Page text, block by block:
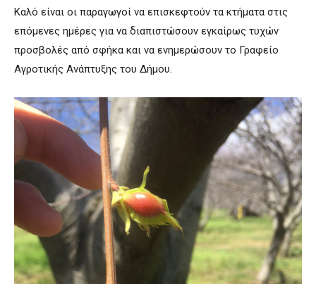
Καλό είναι οι παραγωγοί να επισκεφτούν τα κτήματα στις
επόμενες ημέρες για να διαπιστώσουν εγκαίρως τυχών
προσβολές από σφήκα και να ενημερώσουν το Γραφείο
Αγροτικής Ανάπτυξης του Δήμου.